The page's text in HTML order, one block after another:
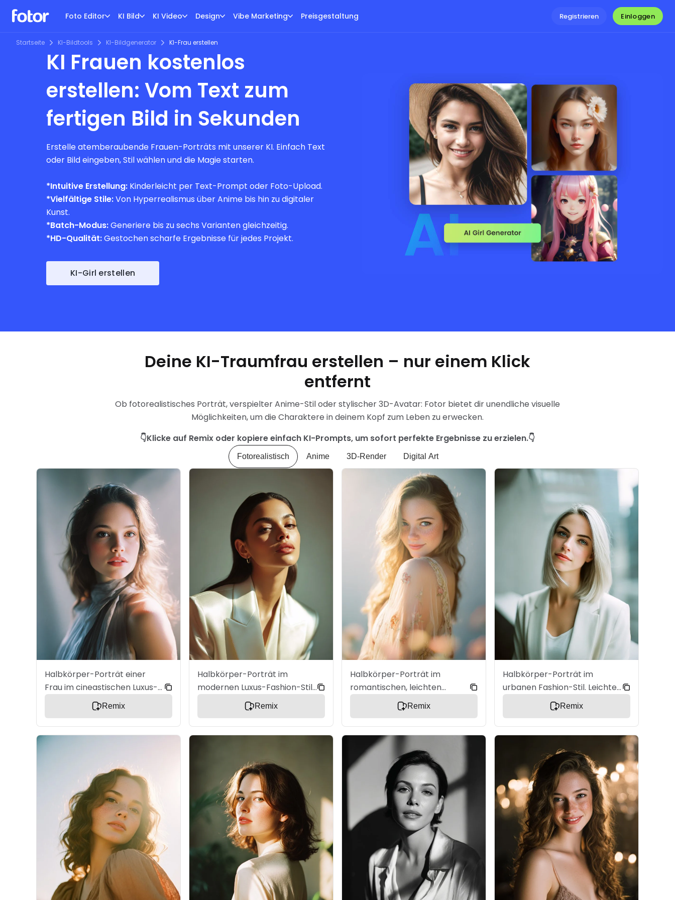
Foto Editor KI Bild KI Video Design Vibe Marketing Preisgestaltung Registrieren Einloggen
Startseite KI-Bildtools KI-Bildgenerator KI-Frau erstellen
KI Frauen kostenlos
erstellen: Vom Text zum
fertigen Bild in Sekunden
Erstelle atemberaubende Frauen-Porträts mit unserer KI. Einfach Text
oder Bild eingeben, Stil wählen und die Magie starten.
*Intuitive Erstellung: Kinderleicht per Text-Prompt oder Foto-Upload.
*Vielfältige Stile:Von Hyperrealismus über Anime bis hin zu digitaler
Kunst.
*Batch-Modus:Generiere bis zu sechs Varianten gleichzeitig.
*HD-Qualität:Gestochen scharfe Ergebnisse für jedes Projekt.
KI-Girl erstellen
Deine KI-Traumfrau erstellen – nur einem Klick
entfernt
Ob fotorealistisches Porträt, verspielter Anime-Stil oder stylischer 3D-Avatar: Fotor bietet dir unendliche visuelle
Möglichkeiten, um die Charaktere in deinem Kopf zum Leben zu erwecken.
👇Klicke auf Remix oder kopiere einfach KI-Prompts, um sofort perfekte Ergebnisse zu erzielen.👇
Fotorealistisch Anime 3D-Render Digital Art
Halbkörper-Porträt einer
Frau im cineastischen Luxus-
Stil. Aufnahme vom
Oberkörper bis zum Kopf,
leichte Drehung und
entspannte Haltung, ruhiger
Kamera. Natürlich fallendes
Haar mit weicher
Lichtdurchlässigkeit.
Hochwertige Couture mit
sanften Stofffalten und
dezentem Glanz.
Cinematisches Licht mit
weichen Schatten, Rim Light
für Haare und Schultern.
Realistische Hautstruktur mit
feinen Details. Sehr geringe
Remix
Halbkörper-Porträt im
modernen Luxus-Fashion-Stil.
Leicht angewinkelte Pose mit
ruhigem, selbstbewusstem
Blick. Glattes Haar hinter
Seidenstoff. Kühles, weiches
Licht mit subtilen Schatten.
Sehr realistische Haut und
Augen. Minimalistischer
Hintergrund mit unscharfem
Bokeh. Hochwertiger
Editorial-Look, ultra
realistisch.
Remix
Halbkörper-Porträt im
romantischen, leichten
Editorial-Stil. Sanfte Drehung,
entspannter Ausdruck mit
leichtem Lächeln. Langes,
weiches Haar mit natürlichem
Volumen. Fließendes Kleid mit
floralen Details und
transparenten
Stoffschichten. Warmes,
weiches Licht mit sanftem
Glow um Haare und Haut.
Pastellfarbene, träumerische
Stimmung. Sehr geringe
Tiefenschärfe mit weichem
Bokeh.
Remix
Halbkörper-Porträt im
urbanen Fashion-Stil. Leichte
Drehung, entspannte Pose,
direkter Blick. Glattes Haar
mit kühlem Glanz. Schlichter
Farben. Natürlich kühles
Tageslicht mit weichen
Schatten. Realistische
Hautdetails. Unscharfer
urbaner Hintergrund mit
Bokeh. Moderner High-
Fashion-Look.
Remix